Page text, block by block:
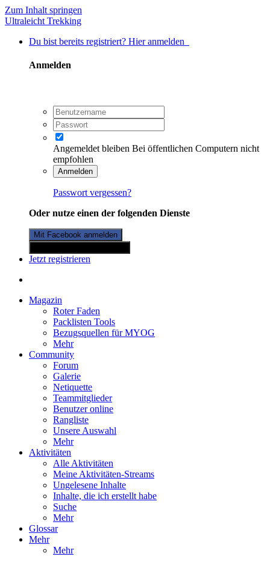
Zum Inhalt springen
Ultraleicht Trekking
Du bist bereits registriert? Hier anmelden
Anmelden
Angemeldet bleiben Bei öffentlichen Computern nicht
empfohlen
Anmelden
Passwort vergessen?
Oder nutze einen der folgenden Dienste
Mit Facebook anmelden
Jetzt registrieren
Magazin
Roter Faden
Packlisten Tools
Bezugsquellen für MYOG
Mehr
Community
Forum
Galerie
Netiquette
Teammitglieder
Benutzer online
Rangliste
Unsere Auswahl
Mehr
Aktivitäten
Alle Aktivitäten
Meine Aktivitäten-Streams
Ungelesene Inhalte
Inhalte, die ich erstellt habe
Suche
Mehr
Glossar
Mehr
Mehr